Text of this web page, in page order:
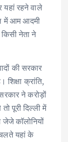
यहां रहने वाले
में आम आदमी
नेता ने
की सरकार
शिक्षा क्रांति,
ने करोड़ों
पूरी दिल्ली में
जेजे कॉलोनियों
यहां के